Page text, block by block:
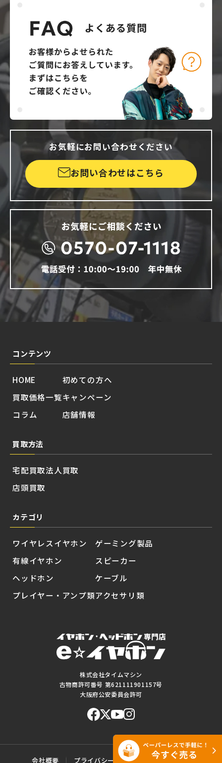
お気軽にお問い合わせください
お問い合わせはこちら
株式会社タイムマシン
古物商許可番号 第621111901157号
大阪府公安委員会許可
コンテンツ
HOME
買取価格一覧
コラム
初めての方へ
キャンペーン
店舗情報
買取方法
宅配買取
店頭買取
法人買取
カテゴリ
ワイヤレスイヤホン
有線イヤホン
ヘッドホン
プレイヤー・アンプ類
ゲーミング製品
スピーカー
ケーブル
アクセサリ類
会社概要 プライバシーポリシー ご利用規約